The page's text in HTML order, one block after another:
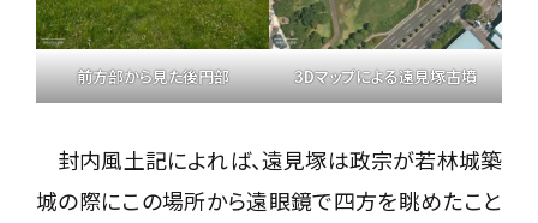
前方部から見た後円部 3Dマップによる遠見塚古墳
封内風土記によれば、遠見塚は政宗が若林城築
城の際にこの場所から遠眼鏡で四方を眺めたこと